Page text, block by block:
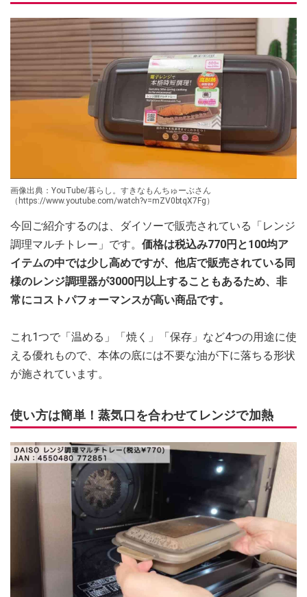
画像出典：YouTube/暮らし。すきなもんちゅーぶさん
（https://www.youtube.com/watch?v=mZV0btqX7Fg）
今回ご紹介するのは、ダイソーで販売されている「レンジ
調理マルチトレー」です。 価格は税込み770円と100均ア
イテムの中では少し高めですが、他店で販売されている同
様のレンジ調理器が3000円以上することもあるため、非
常にコストパフォーマンスが高い商品です。
これ1つで「温める」「焼く」「保存」など4つの用途に使
える優れもので、本体の底には不要な油が下に落ちる形状
が施されています。
使い方は簡単！蒸気口を合わせてレンジで加熱